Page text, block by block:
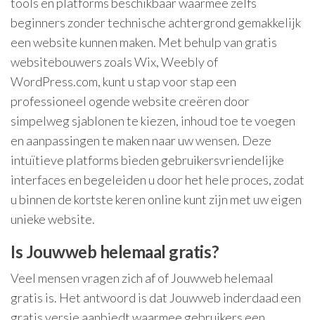
beginners zonder technische achtergrond gemakkelijk
een website kunnen maken. Met behulp van gratis
websitebouwers zoals Wix, Weebly of
WordPress.com, kunt u stap voor stap een
professioneel ogende website creëren door
simpelweg sjablonen te kiezen, inhoud toe te voegen
en aanpassingen te maken naar uw wensen. Deze
intuïtieve platforms bieden gebruikersvriendelijke
interfaces en begeleiden u door het hele proces, zodat
u binnen de kortste keren online kunt zijn met uw eigen
unieke website.
Is Jouwweb helemaal gratis?
Veel mensen vragen zich af of Jouwweb helemaal
gratis is. Het antwoord is dat Jouwweb inderdaad een